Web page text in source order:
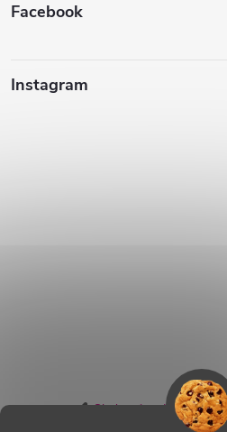
Facebook
Instagram
Sledovať na Instagrame